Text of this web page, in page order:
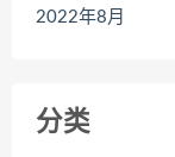
2022年8月
分类